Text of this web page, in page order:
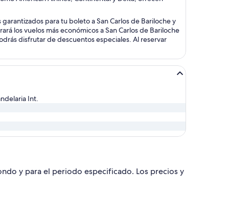
para tu boleto a San Carlos de Bariloche y
los vuelos más económicos a San Carlos de Bariloche
disfrutar de descuentos especiales. Al reservar
Int.
y para el periodo especificado. Los precios y